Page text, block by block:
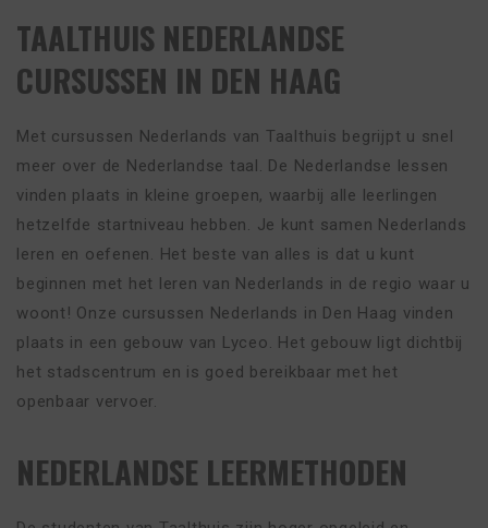
TAALTHUIS NEDERLANDSE
CURSUSSEN IN DEN HAAG
Met cursussen Nederlands van Taalthuis begrijpt u snel
meer over de Nederlandse taal. De Nederlandse lessen
vinden plaats in kleine groepen, waarbij alle leerlingen
hetzelfde startniveau hebben. Je kunt samen Nederlands
leren en oefenen. Het beste van alles is dat u kunt
beginnen met het leren van Nederlands in de regio waar u
woont! Onze cursussen Nederlands in Den Haag vinden
plaats in een gebouw van Lyceo. Het gebouw ligt dichtbij
het stadscentrum en is goed bereikbaar met het
openbaar vervoer.
NEDERLANDSE LEERMETHODEN